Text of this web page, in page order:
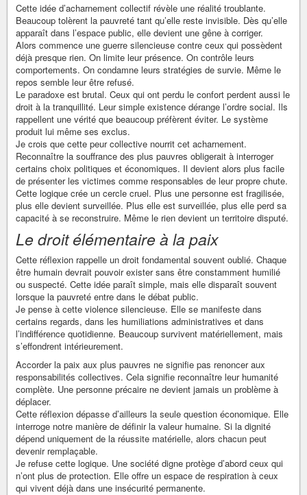
Cette idée d’acharnement collectif révèle une réalité troublante.
Beaucoup tolèrent la pauvreté tant qu’elle reste invisible. Dès qu’elle
apparaît dans l’espace public, elle devient une gêne à corriger.
Alors commence une guerre silencieuse contre ceux qui possèdent
déjà presque rien. On limite leur présence. On contrôle leurs
comportements. On condamne leurs stratégies de survie. Même le
repos semble leur être refusé.
Le paradoxe est brutal. Ceux qui ont perdu le confort perdent aussi le
droit à la tranquillité. Leur simple existence dérange l’ordre social. Ils
rappellent une vérité que beaucoup préfèrent éviter. Le système
produit lui même ses exclus.
Je crois que cette peur collective nourrit cet acharnement.
Reconnaître la souffrance des plus pauvres obligerait à interroger
certains choix politiques et économiques. Il devient alors plus facile
de présenter les victimes comme responsables de leur propre chute.
Cette logique crée un cercle cruel. Plus une personne est fragilisée,
plus elle devient surveillée. Plus elle est surveillée, plus elle perd sa
capacité à se reconstruire. Même le rien devient un territoire disputé.
Le droit élémentaire à la paix
Cette réflexion rappelle un droit fondamental souvent oublié. Chaque
être humain devrait pouvoir exister sans être constamment humilié
ou suspecté. Cette idée paraît simple, mais elle disparaît souvent
lorsque la pauvreté entre dans le débat public.
Je pense à cette violence silencieuse. Elle se manifeste dans
certains regards, dans les humiliations administratives et dans
l’indifférence quotidienne. Beaucoup survivent matériellement, mais
s’effondrent intérieurement.
Accorder la paix aux plus pauvres ne signifie pas renoncer aux
responsabilités collectives. Cela signifie reconnaître leur humanité
complète. Une personne précaire ne devient jamais un problème à
déplacer.
Cette réflexion dépasse d’ailleurs la seule question économique. Elle
interroge notre manière de définir la valeur humaine. Si la dignité
dépend uniquement de la réussite matérielle, alors chacun peut
devenir remplaçable.
Je refuse cette logique. Une société digne protège d’abord ceux qui
n’ont plus de protection. Elle offre un espace de respiration à ceux
qui vivent déjà dans une insécurité permanente.